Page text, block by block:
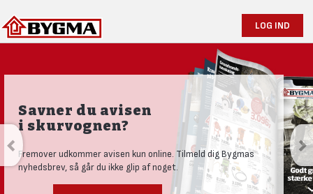
LOG IND
Savner du avisen
i skurvognen?
Fremover udkommer avisen kun online. Tilmeld dig Bygmas
nyhedsbrev, så går du ikke glip af noget.